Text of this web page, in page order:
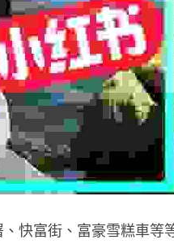
快富街、富豪雪糕車等